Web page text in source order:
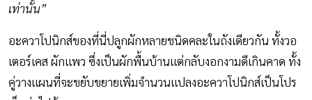
เท่านั้น”
อะควาโปนิกส์ของที่นี่ปลูกผักหลายชนิดคละในถังเดียวกัน ทั้งวอ
เตอร์เคส ผักแพว ซึ่งเป็นผักพื้นบ้านแต่กลับงอกงามดีเกินคาด ทั้ง
คู่วางแผนที่จะขยับขยายเพิ่มจำนวนแปลงอะควาโปนิกส์เป็นโปร